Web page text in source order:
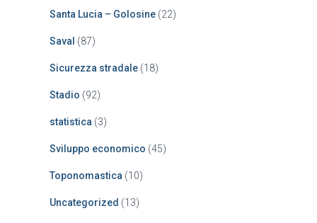
Santa Lucia – Golosine (22)
Saval (87)
Sicurezza stradale (18)
Stadio (92)
statistica (3)
Sviluppo economico (45)
Toponomastica (10)
Uncategorized (13)